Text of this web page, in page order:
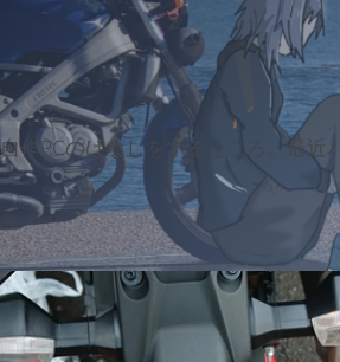
作PCのはなしをするところ。最近